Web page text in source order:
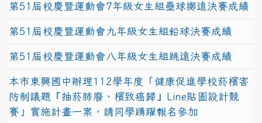
第51屆校慶暨運動會7年級女生組壘球擲遠決賽成績
第51屆校慶暨運動會九年級女生組鉛球決賽成績
第51屆校慶暨運動會八年級女生組跳遠決賽成績
本市東興國中辦理112學年度「健康促進學校菸檳害
防制議題『抽菸肺廢、檳致癌歸』Line貼圖設計競
賽」實施計畫一案，請同學踴躍報名參加